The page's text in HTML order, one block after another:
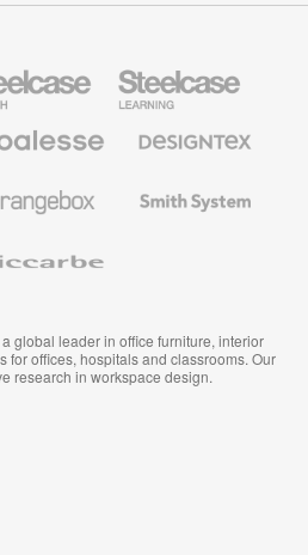
Mobilier
pour
secteur
Textiles
Muraux
System
global leader in office furniture, interior
for offices, hospitals and classrooms. Our
research in workspace design.